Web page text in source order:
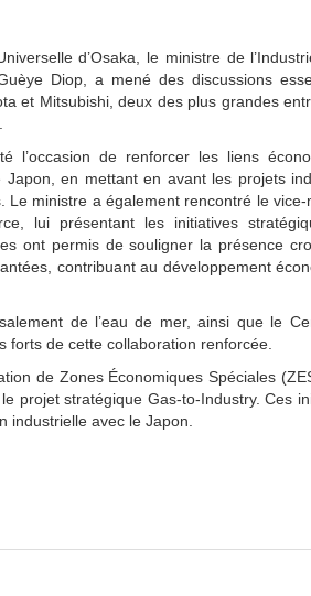
d’Osaka, le ministre de
Diop, a mené des discussions
et Mitsubishi, deux des plus grandes
l’occasion de renforcer les liens
en mettant en avant les projets
Le ministre a également rencontré le vice-
lui présentant les initiatives
ont permis de souligner la présence
contribuant au développement
de l’eau de mer, ainsi que le
forts de cette collaboration renforcée.
de Zones Économiques Spéciales
projet stratégique Gas-to-Industry. Ces
industrielle avec le Japon.